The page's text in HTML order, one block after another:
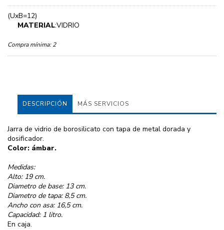
(UxB=12)
MATERIAL:VIDRIO
Compra mínima: 2
DESCRIPCIÓN MÁS SERVICIOS
Jarra de vidrio de borosilicato con tapa de metal dorada y
dosificador.
Color: ámbar.
Medidas:
Alto: 19 cm.
Diametro de base: 13 cm.
Diametro de tapa: 8,5 cm.
Ancho con asa: 16,5 cm.
Capacidad: 1 litro.
En caja.